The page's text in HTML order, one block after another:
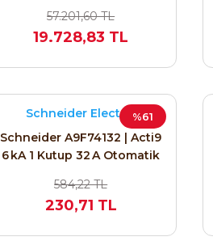
57.201,60 TL
19.728,83 TL
%61
Schneider Electric
Schneider A9F74132 | Acti9
6 kA 1 Kutup 32 A Otomatik
584,22 TL
230,71 TL